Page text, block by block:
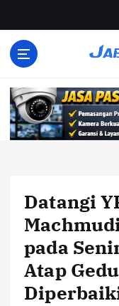
Datangi
pada
Atap